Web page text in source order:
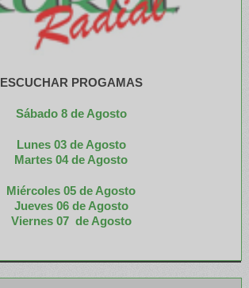
ESCUCHAR PROGAMAS
Sábado 8 de Agosto
Lunes 03 de Agosto
Martes 04 de Agosto
Miércoles 05 de Agosto
Jueves 06 de Agosto
Viernes 07 de Agosto